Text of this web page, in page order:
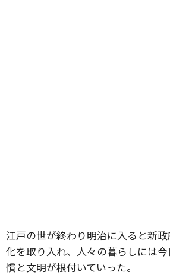
江戸の世が終わり明治に入ると新
化を取り入れ、人々の暮らしには
慣と文明が根付いていった。